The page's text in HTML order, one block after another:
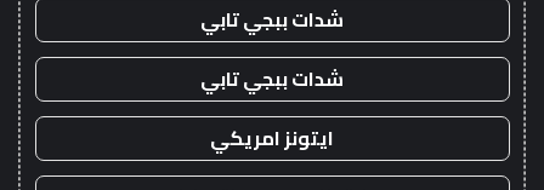
شدات ببجي تابي
شدات ببجي تابي
ايتونز امريكي